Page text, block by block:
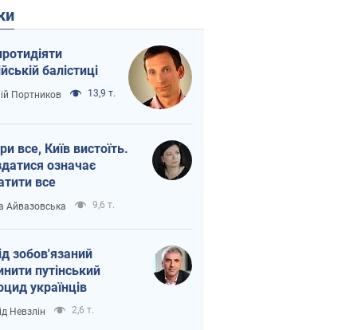
балістиці
Портников 13,9 т.
все, Київ вистоїть.
означає
все
Айвазовська 9,6 т.
зобов'язаний
путінський
українців
Невзлін 2,6 т.